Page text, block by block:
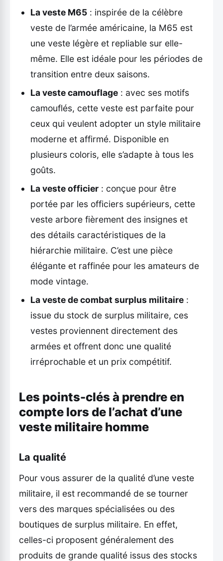
La veste M65: inspirée de la célèbre
veste de l’armée américaine, la M65 est
une veste légère et repliable sur elle-
même. Elle est idéale pour les périodes de
transition entre deux saisons.
La veste camouflage: avec ses motifs
camouflés, cette veste est parfaite pour
ceux qui veulent adopter un style militaire
moderne et affirmé. Disponible en
plusieurs coloris, elle s’adapte à tous les
goûts.
La veste officier: conçue pour être
portée par les officiers supérieurs, cette
veste arbore fièrement des insignes et
des détails caractéristiques de la
hiérarchie militaire. C’est une pièce
élégante et raffinée pour les amateurs de
mode vintage.
La veste de combat surplus militaire:
issue du stock de surplus militaire, ces
vestes proviennent directement des
armées et offrent donc une qualité
irréprochable et un prix compétitif.
Les points-clés à prendre en
compte lors de l’achat d’une
veste militaire homme
La qualité
Pour vous assurer de la qualité d’une veste
militaire, il est recommandé de se tourner
vers des marques spécialisées ou des
boutiques de surplus militaire. En effet,
celles-ci proposent généralement des
produits de grande qualité issus des stocks